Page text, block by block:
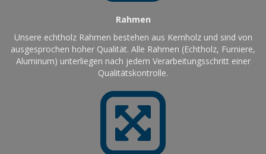
Rahmen
Unsere echtholz Rahmen bestehen aus Kernholz und sind von
ausgesprochen hoher Qualität. Alle Rahmen (Echtholz, Furniere,
Aluminum) unterliegen nach jedem Verarbeitungsschritt einer
Qualitätskontrolle.